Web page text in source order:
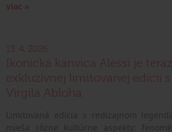
viac »
13. 4. 2026
Ikonická kanvica Alessi je
exkluzívnej limitovanej edícii
Virgila Abloha